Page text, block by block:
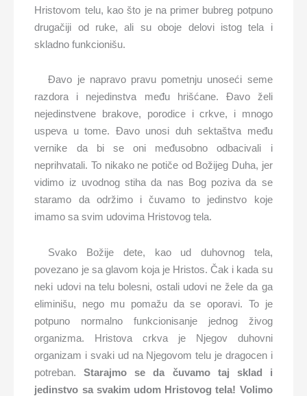
Hristovom telu, kao što je na primer bubreg potpuno
drugačiji od ruke, ali su oboje delovi istog tela i
skladno funkcionišu.
Đavo je napravo pravu pometnju unoseći seme
razdora i nejedinstva među hrišćane. Đavo želi
nejedinstvene brakove, porodice i crkve, i mnogo
uspeva u tome. Đavo unosi duh sektaštva među
vernike da bi se oni međusobno odbacivali i
neprihvatali. To nikako ne potiče od Božijeg Duha, jer
vidimo iz uvodnog stiha da nas Bog poziva da se
staramo da održimo i čuvamo to jedinstvo koje
imamo sa svim udovima Hristovog tela.
Svako Božije dete, kao ud duhovnog tela,
povezano je sa glavom koja je Hristos. Čak i kada su
neki udovi na telu bolesni, ostali udovi ne žele da ga
eliminišu, nego mu pomažu da se oporavi. To je
potpuno normalno funkcionisanje jednog živog
organizma. Hristova crkva je Njegov duhovni
organizam i svaki ud na Njegovom telu je dragocen i
potreban.Starajmo se da čuvamo taj sklad i
jedinstvo sa svakim udom Hristovog tela! Volimo